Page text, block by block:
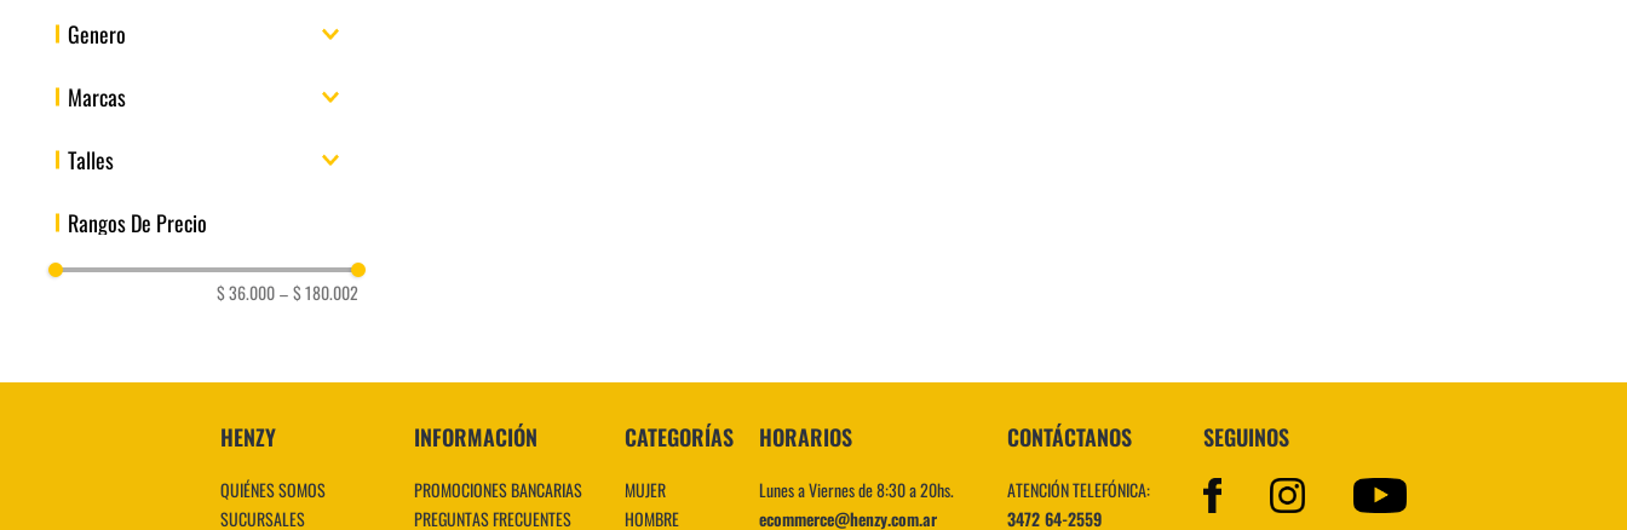
Gris Violeta
Genero
Mujer
Unisex
Marcas
Talles
35 35.5
Rangos De Precio
$ 36.000 – $ 180.002
HENZY
QUIÉNES SOMOS
SUCURSALES
INFORMACIÓN
PROMOCIONES BANCARIAS
PREGUNTAS FRECUENTES
CATEGORÍAS
MUJER
HOMBRE
HORARIOS
Lunes a Viernes de 8:30 a 20hs.
ecommerce@henzy.com.ar
CONTÁCTANOS
ATENCIÓN TELEFÓNICA:
3472 64-2559
SEGUINOS